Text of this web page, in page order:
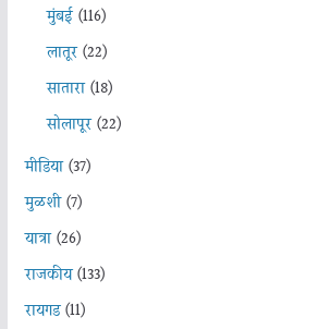
मुंबई(116)
लातूर(22)
सातारा(18)
सोलापूर(22)
मीडिया(37)
मुळशी(7)
यात्रा(26)
राजकीय(133)
रायगड(11)